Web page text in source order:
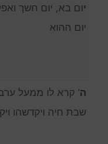
יום בא, יום חשך
יום ההוא
ה’ קרא לו ממעל
שבת חיה ויקדשהו